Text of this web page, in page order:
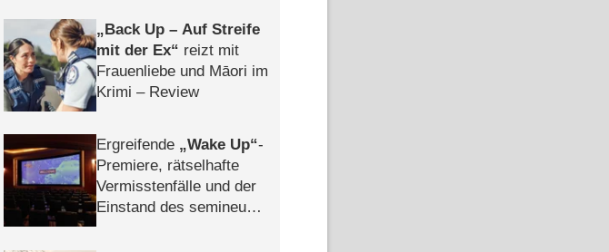
Back Up – Auf Streife
mit der Ex
reizt mit
Frauenliebe und Māori im
Krimi – Review
Ergreifende Wake Up -
Premiere, rätselhafte
Vermisstenfälle und der
Einstand des semineuen